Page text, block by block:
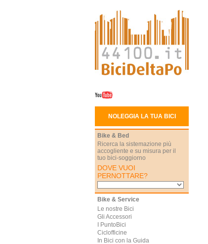
NOLEGGIA LA TUA BICI
Bike & Bed
Ricerca la sistemazione più
accogliente e su misura per il
tuo bici-soggiorno
DOVE VUOI
PERNOTTARE?
Bike & Service
Le nostre Bici
Gli Accessori
I PuntoBici
Ciclofficine
In Bici con la Guida